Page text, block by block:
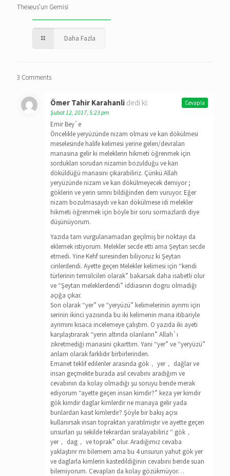
Theseus’un Gemisi
Daha Fazla
3 Comments
Ömer Tahir Karahanli dedi ki:
Şubat 12, 2017, 5:23 pm
Emir Bey`e
Öncelikle yeryüzünde nizam olmasi ve kan dökülmesi
meselesinde halife kelimesi yerine gelen/devralan
manasina gelir ki meleklerin hikmeti öğrenmek için
sordukları sorudan nizamin bozulduğu ve kan
döküldüğü manasını çıkarabiliriz. Çünkü Allah
yeryüzünde nizam ve kan dökülmeyecek demiyor ;
göklerin ve yerin sırrını bildiğinden dem vuruyor. Eğer
nizam bozulmasaydı ve kan dökülmese idi melekler
hikmeti öğrenmek için böyle bir soru sormazlardı diye
düşünüyorum.
Yazıda tam vurgulanamadan geçilmiş bir noktayı da
eklemek istiyorum. Melekler secde etti ama Şeytan secde
etmedi. Yine Kehf suresinden biliyoruz ki Şeytan
cinlerdendi. Ayette geçen Melekler kelimesi için “kendi
türlerinin temsilcileri olarak” bakarsak daha isabetli olur
ve “Şeytan meleklerdendi” iddiasının dogru olmadığı
açığa çıkar.
Son olarak “yer” ve “yeryüzü” kelimelerinin ayrımı için
serinin ikinci yazısında bu iki kelimenin mana itibariyle
ayrımını kısaca incelemeye çalıştım. O yazıda iki ayeti
karşılaştırarak “yerin altında olanların” Allah`ı
zikretmediği manasini çıkarttım. Yani “yer” ve “yeryüzü”
anlam olarak farklıdır birbirlerinden.
Emanet teklif edilenler arasinda gök， yer， dağlar ve
insan geçmekte burada asıl cevabını aradığım ve
cevabının da kolay olmadığı şu soruyu bende merak
ediyorum “ayette geçen insan kimdir?” keza yer kimdir
gök kimdir daglar kimlerdir ne manaya gelir yada
bunlardan kasıt kimlerdir? Şöyle bir bakış açısı
kullanırsak insan topraktan yaratılmıştır ve ayette geçen
unsurları şu sekilde tekrardan sıralayabiliriz “ gök，
yer， dag， ve toprak” olur. Aradığımız cevaba
yaklaştırır mı bilemem ama bu 4 unsurun yahut gök yer
ve daglarla kimlerin kastedildiğinin cevabını bende suan
bilemiyorum. Cevapları da kolay gözükmüyor…
Cevapla